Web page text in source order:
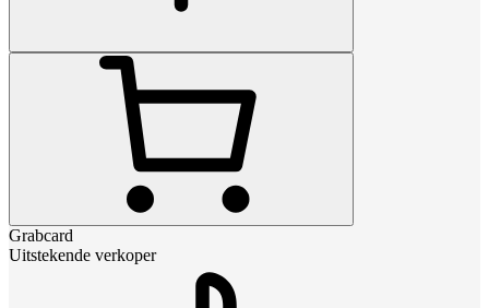
Grabcard
Uitstekende verkoper